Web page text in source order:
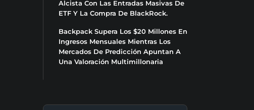
Alcista Con Las Entradas Masivas De
ETF Y La Compra De BlackRock.
Backpack Supera Los $20 Millones En
Ingresos Mensuales Mientras Los
Mercados De Predicción Apuntan A
Una Valoración Multimillonaria